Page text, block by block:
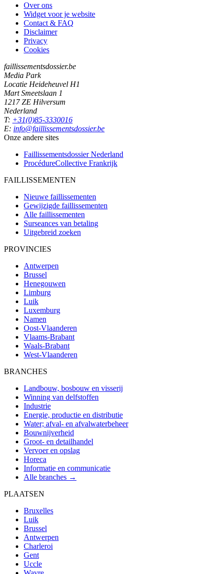
Over ons
Widget voor je website
Contact & FAQ
Disclaimer
Privacy
Cookies
faillissementsdossier.be
Media Park
Locatie Heideheuvel H1
Mart Smeetslaan 1
1217 ZE Hilversum
Nederland
T: +31(0)85-3330016
E: info@faillissementsdossier.be
Onze andere sites
Faillissementsdossier Nederland
ProcédureCollective Frankrijk
FAILLISSEMENTEN
Nieuwe faillissementen
Gewijzigde faillissementen
Alle faillissementen
Surseances van betaling
Uitgebreid zoeken
PROVINCIES
Antwerpen
Brussel
Henegouwen
Limburg
Luik
Luxemburg
Namen
Oost-Vlaanderen
Vlaams-Brabant
Waals-Brabant
West-Vlaanderen
BRANCHES
Landbouw, bosbouw en visserij
Winning van delfstoffen
Industrie
Energie, productie en distributie
Water; afval- en afvalwaterbeheer
Bouwnijverheid
Groot- en detailhandel
Vervoer en opslag
Horeca
Informatie en communicatie
Alle branches →
PLAATSEN
Bruxelles
Luik
Brussel
Antwerpen
Charleroi
Gent
Uccle